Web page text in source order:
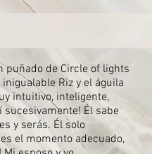
puñado de Circle of lights
Riz y el águila
intuitivo, inteligente,
sucesivamente! Él sabe
y serás. Él solo
el momento adecuado,